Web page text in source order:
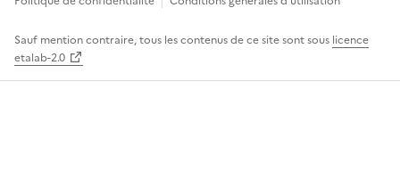
Sauf mention contraire, tous les contenus de ce site sont sous licence
etalab-2.0